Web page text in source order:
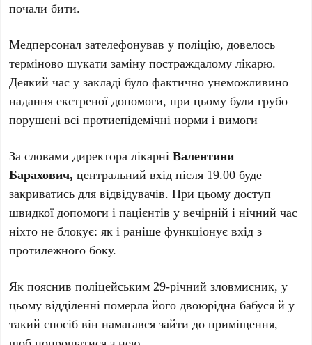
почали бити.
Медперсонал зателефонував у поліцію, довелось
терміново шукати заміну постраждалому лікарю.
Деякий час у закладі було фактично унеможливино
надання екстреної допомоги, при цьому були грубо
порушені всі протиепідемічні норми і вимоги
За словами директора лікарніВалентини
Барахович, центральний вхід після 19.00 буде
закриватись для відвідувачів. При цьому доступ
швидкої допомоги і пацієнтів у вечірній і нічний час
ніхто не блокує: як і раніше функціонує вхід з
протилежного боку.
Як пояснив поліцейським 29-річний зловмисник, у
цьому відділенні померла його двоюрідна бабуся й у
такий спосіб він намагався зайти до приміщення,